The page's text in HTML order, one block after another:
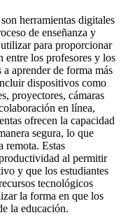
herramientas digitales
de enseñanza y
para proporcionar
los profesores y los
a aprender de forma más
dispositivos como
proyectores, cámaras
en línea,
ofrecen la capacidad
segura, lo que
remota. Estas
al permitir
y que los estudiantes
tecnológicos
la forma en que los
la educación.